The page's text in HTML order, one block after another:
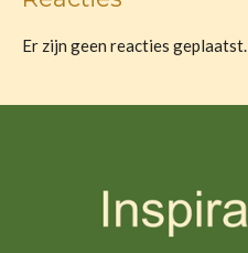
Er zijn geen reacties geplaatst.